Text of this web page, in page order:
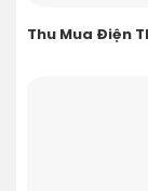
Thu Mua Điện